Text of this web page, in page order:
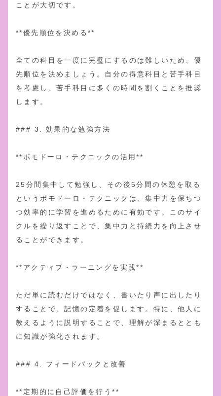
ことが大切です。
**優先順位を決める**
全ての科目を一度に完璧にするのは難しいため、優
先順位を決めましょう。自分の得意科目と苦手科目
を考慮し、苦手科目に多くの時間を割くことを推奨
します。
### 3. 効果的な勉強方法
**ポモドーロ・テクニックの活用**
25分間集中して勉強し、その後5分間の休憩を取る
というポモドーロ・テクニックは、集中力を保ちつ
つ効率的に学習を進めるために有効です。このサイ
クルを繰り返すことで、集中力と持続力を向上させ
ることができます。
**アクティブ・ラーニングを実践**
ただ単に読むだけではなく、書いたり声に出したり
することで、記憶の定着を促します。特に、他人に
教えるように説明することで、理解が深まるととも
に知識が強化されます。
### 4. フィードバックと改善
**定期的に自己評価を行う**